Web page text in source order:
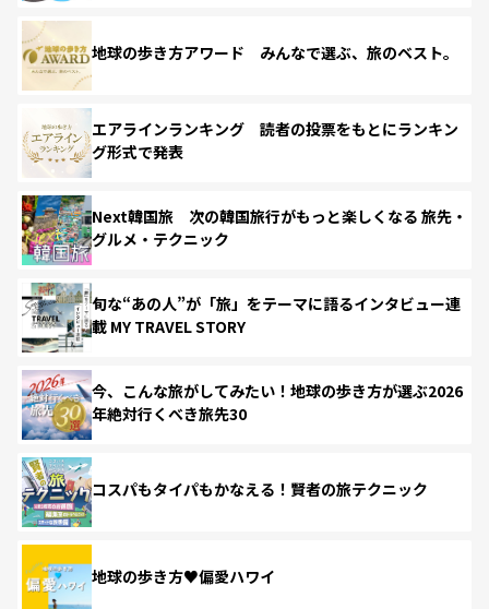
地球の歩き方アワード みんなで選ぶ、旅のベスト。
エアラインランキング 読者の投票をもとにランキン
グ形式で発表
Next韓国旅 次の韓国旅行がもっと楽しくなる 旅先・
グルメ・テクニック
旬な“あの人”が「旅」をテーマに語るインタビュー連
載 MY TRAVEL STORY
今、こんな旅がしてみたい！地球の歩き方が選ぶ2026
年絶対行くべき旅先30
コスパもタイパもかなえる！賢者の旅テクニック
地球の歩き方♥偏愛ハワイ